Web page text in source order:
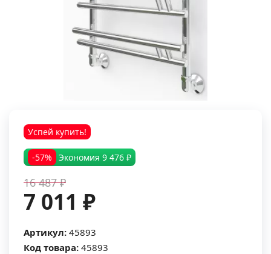
Успей купить!
-57% Экономия 9 476 ₽
16 487 ₽
7 011 ₽
Артикул: 45893
Код товара: 45893